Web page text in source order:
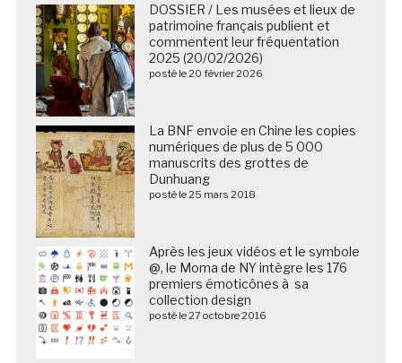
DOSSIER / Les musées et lieux de
patrimoine français publient et
commentent leur fréquentation
2025 (20/02/2026)
posté le 20 février 2026
La BNF envoie en Chine les copies
numériques de plus de 5 000
manuscrits des grottes de
Dunhuang
posté le 25 mars 2018
Après les jeux vidéos et le symbole
@, le Moma de NY intègre les 176
premiers émoticônes à sa
collection design
posté le 27 octobre 2016